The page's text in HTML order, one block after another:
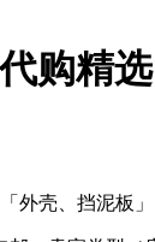
购精选
外壳、挡泥板